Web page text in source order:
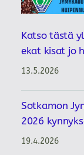
Katso tästä
ekat kisat jo
13.5.2026
Sotkamon
2026
19.4.2026